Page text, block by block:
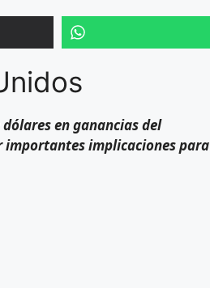
en ganancias del
importantes implicaciones para